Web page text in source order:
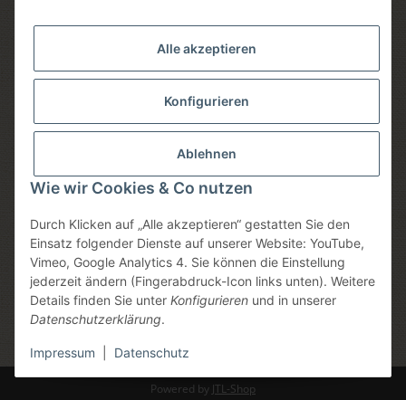
Alle akzeptieren
Konfigurieren
Ablehnen
Wie wir Cookies & Co nutzen
Durch Klicken auf „Alle akzeptieren“ gestatten Sie den
Einsatz folgender Dienste auf unserer Website: YouTube,
Vimeo, Google Analytics 4. Sie können die Einstellung
jederzeit ändern (Fingerabdruck-Icon links unten). Weitere
Details finden Sie unter Konfigurieren und in unserer
Datenschutzerklärung.
Impressum Datenschutz
Sicheres einkaufen
* Alle Preise inkl. gesetzlicher USt., zzgl.
Mindermengenzuschlag
Powered by JTL-Shop